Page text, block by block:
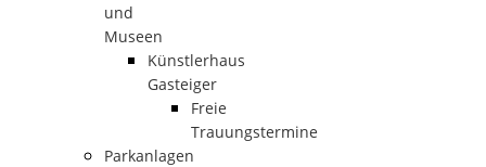
und
Museen
Künstlerhaus
Gasteiger
Freie
Trauungstermine
Parkanlagen